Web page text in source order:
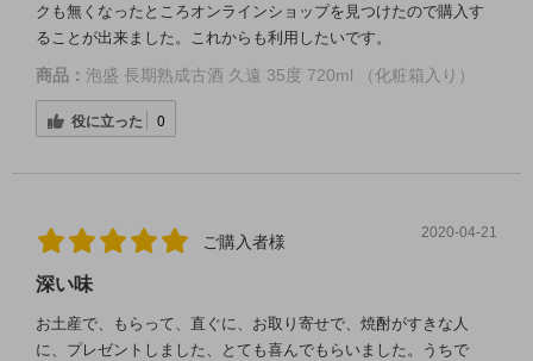
クも無くなったところオンラインショップを見つけたので購入す
ることが出来ました。これからも利用したいです。
商品： 泡盛 長期熟成古酒 久遠 35度 720ml （化粧箱入り）
役に立った 0
ご購入者様 2020-04-21
深い味
お土産で、もらって、直ぐに、お取り寄せで、焼酎がすきな人
に、プレゼントしました、とても喜んでもらいました。うちで